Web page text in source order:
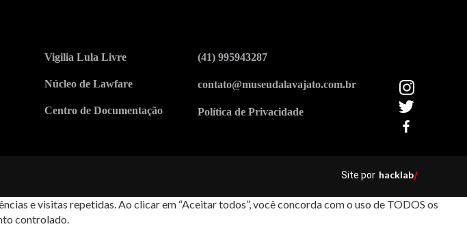
Vigilia Lula Livre
Núcleo de Lawfare
Centro de Documentação
(41) 995943287
contato@museudalavajato.com.br
Política de Privacidade
Site por hacklab/
e visitas repetidas. Ao clicar em “Aceitar todos”, você concorda com o uso de TODOS os
controlado.